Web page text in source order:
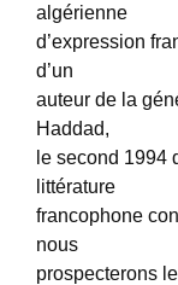
algérienne
d’expression
d’un
auteur de la
Haddad,
le second 1994
littérature
francophone
nous
prospecterons